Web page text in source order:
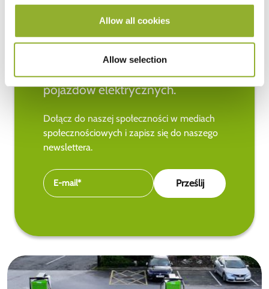
Allow all cookies
Allow selection
Bądź na bieżąco z najnowszymi
wiadomościami na temat
pojazdów elektrycznych.
Dołącz do naszej społeczności w mediach
społecznościowych i zapisz się do naszego
newslettera.